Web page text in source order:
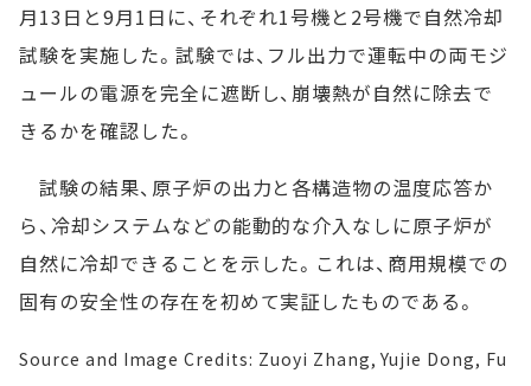
月13日と9月1日に、それぞれ1号機と2号機で自然冷却
試験を実施した。試験では、フル出力で運転中の両モジ
ュールの電源を完全に遮断し、崩壊熱が自然に除去で
きるかを確認した。
試験の結果、原子炉の出力と各構造物の温度応答か
ら、冷却システムなどの能動的な介入なしに原子炉が
自然に冷却できることを示した。これは、商用規模での
固有の安全性の存在を初めて実証したものである。
Source and Image Credits: Zuoyi Zhang, Yujie Dong, Fu